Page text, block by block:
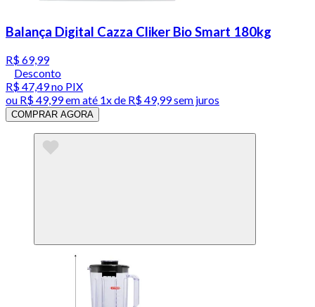
Balança Digital Cazza Cliker Bio Smart 180kg
R$ 69,99
Desconto
R$ 47,49no PIX
ou R$ 49,99em até 1x de R$ 49,99sem juros
COMPRAR AGORA